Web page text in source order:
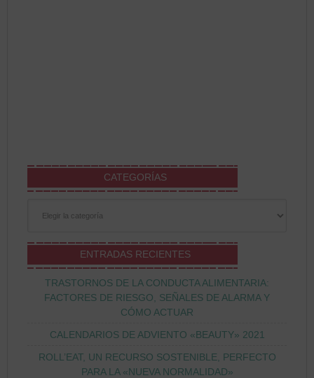
CATEGORÍAS
ENTRADAS RECIENTES
TRASTORNOS DE LA CONDUCTA ALIMENTARIA:
FACTORES DE RIESGO, SEÑALES DE ALARMA Y
CÓMO ACTUAR
CALENDARIOS DE ADVIENTO «BEAUTY» 2021
ROLL’EAT, UN RECURSO SOSTENIBLE, PERFECTO
PARA LA «NUEVA NORMALIDAD»